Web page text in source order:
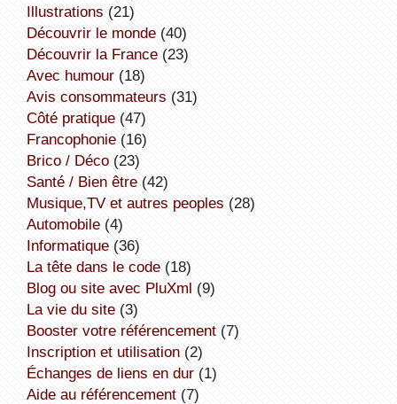
illustrations (21)
découvrir le monde(40)
découvrir la France(23)
avec humour(18)
avis consommateurs (31)
côté pratique(47)
Francophonie(16)
Brico / Déco(23)
Santé / Bien être(42)
Musique,TV et autres peoples (28)
Automobile(4)
informatique(36)
la tête dans le code(18)
Blog ou site avec PluXml (9)
la vie du site(3)
booster votre référencement(7)
inscription et utilisation(2)
échanges de liens en dur(1)
aide au référencement(7)